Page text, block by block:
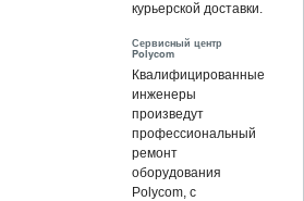
курьерской доставки.
Сервисный центр
Polycom
Квалифицированные
инженеры
произведут
профессиональный
ремонт
оборудования
Polycom, c